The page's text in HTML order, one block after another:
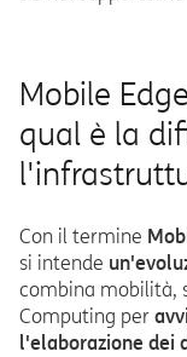
Mobile
qual è la
Con il termine
si intende
combina mobilità,
Computing per
l'elaborazione dei